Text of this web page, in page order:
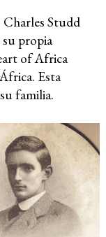
Studd
propia
of Africa
Esta
familia.